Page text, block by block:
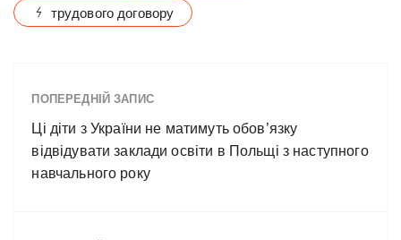
трудового договору
ПОПЕРЕДНІЙ ЗАПИС
Ці діти з України не матимуть обов’язку
відвідувати заклади освіти в Польщі з наступного
навчального року